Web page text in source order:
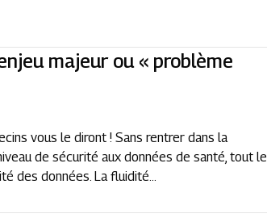
majeur ou « problème
vous le diront ! Sans rentrer dans la
de sécurité aux données de santé, tout le
des données. La fluidité...